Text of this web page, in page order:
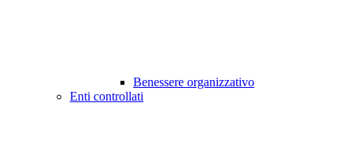
Benessere organizzativo
Enti controllati